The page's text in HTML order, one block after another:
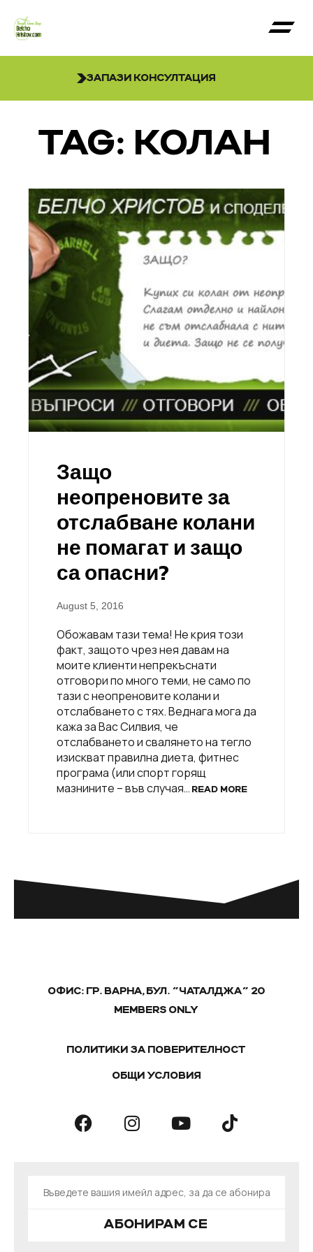
ЗАПАЗИ КОНСУЛТАЦИЯ
TAG: КОЛАН
Защо
неопреновите за
отслабване колани
не помагат и защо
са опасни?
August 5, 2016
Обожавам тази тема! Не крия този
факт, защото чрез нея давам на
моите клиенти непрекъснати
отговори по много теми, не само по
тази с неопреновите колани и
отслабването с тях. Веднага мога да
кажа за Вас Силвия, че
отслабването и свалянето на тегло
изискват правилна диета, фитнес
програма (или спорт горящ
мазнините – във случая… READ MORE
ОФИС: ГР. ВАРНА, БУЛ. "ЧАТАЛДЖА" 20
MEMBERS ONLY
ПОЛИТИКИ ЗА ПОВЕРИТЕЛНОСТ
ОБЩИ УСЛОВИЯ
АБОНИРАМ СЕ